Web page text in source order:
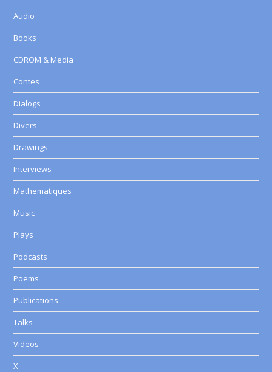
Audio
Books
CDROM & Media
Contes
Dialogs
Divers
Drawings
Interviews
Mathematiques
Music
Plays
Podcasts
Poems
Publications
Talks
Videos
X